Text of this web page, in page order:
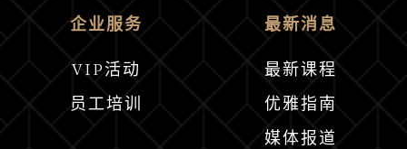
企业服务
VIP活动
员工培训
最新消息
最新课程
优雅指南
媒体报道